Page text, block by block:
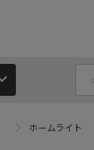
ホームライト